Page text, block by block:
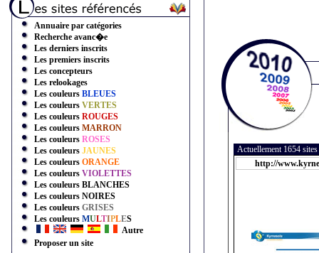
Annuaire par catégories
Recherche avanc�e
Les derniers inscrits
Les premiers inscrits
Les concepteurs
Les relookages
Les couleurs BLEUES
Les couleurs VERTES
Les couleurs ROUGES
Les couleurs MARRON
Les couleurs ROSES
Les couleurs JAUNES
Les couleurs ORANGE
Les couleurs VIOLETTES
Les couleurs BLANCHES
Les couleurs NOIRES
Les couleurs GRISES
Les couleurs MULTIPLES
Autre
Proposer un site
Actuellement 1654
http://